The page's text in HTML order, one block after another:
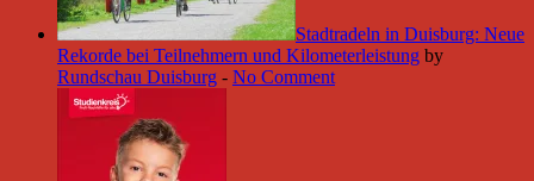
Stadtradeln in Duisburg: Neue
Rekorde bei Teilnehmern und Kilometerleistung by
Rundschau Duisburg - No Comment